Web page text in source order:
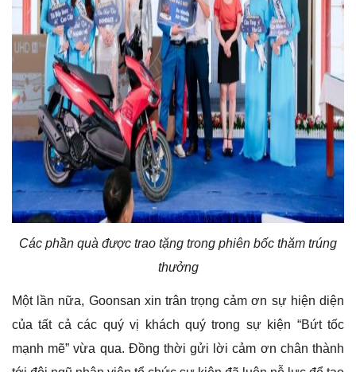
Các phần quà được trao tặng trong phiên bốc thăm trúng
thưởng
Một lần nữa, Goonsan xin trân trọng cảm ơn sự hiện diện
của tất cả các quý vị khách quý trong sự kiện “Bứt tốc
mạnh mẽ” vừa qua. Đồng thời gửi lời cảm ơn chân thành